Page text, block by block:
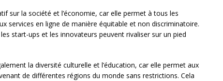
sur la société et l’économie, car elle permet à tous les
services en ligne de manière équitable et non discriminatoire.
start-ups et les innovateurs peuvent rivaliser sur un pied
la diversité culturelle et l’éducation, car elle permet aux
de différentes régions du monde sans restrictions. Cela